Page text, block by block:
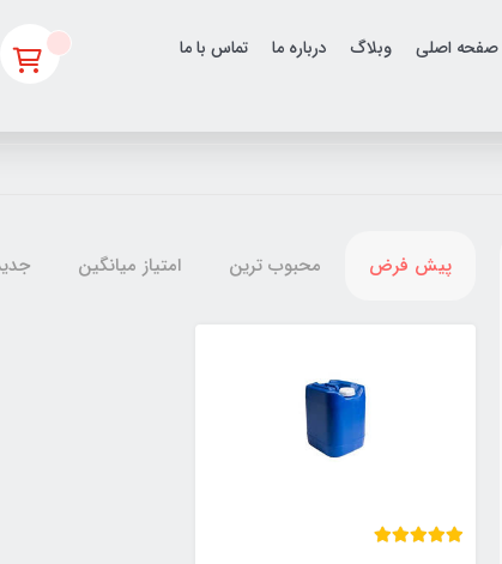
صفحه اصلی وبلاگ درباره ما تماس با ما
پیش فرض محبوب ترین امتیاز میانگین